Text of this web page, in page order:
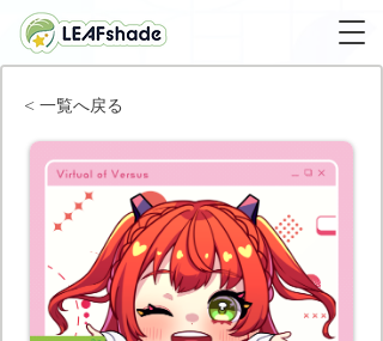
< 一覧へ戻る